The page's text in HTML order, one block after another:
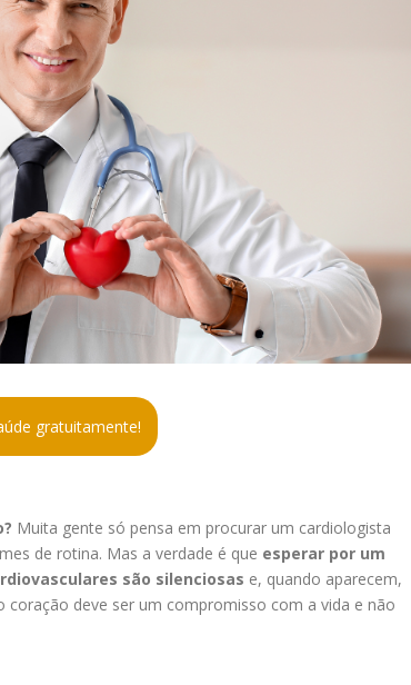
gratuitamente!
Muita gente só pensa em procurar um cardiologista
de rotina. Mas a verdade é que esperar por um
são silenciosas e, quando aparecem,
deve ser um compromisso com a vida e não